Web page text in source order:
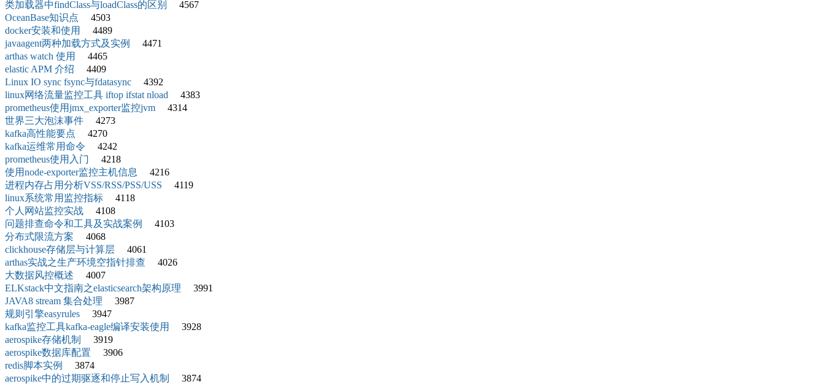
类加载器中findClass与loadClass的区别
4567
OceanBase知识点 4503
docker安装和使用
4489
javaagent两种加载方式及实例
4471
arthas watch 使用
4465
elastic APM 介绍 4409
Linux IO sync fsync与fdatasync 4392
linux网络流量监控工具 iftop ifstat nload 4383
prometheus使用jmx_exporter监控jvm 4314
世界三大泡沫事件 4273
kafka高性能要点 4270
kafka运维常用命令 4242
prometheus使用入门
4218
使用node-exporter监控主机信息
4216
进程内存占用分析VSS/RSS/PSS/USS 4119
linux系统常用监控指标 4118
个人网站监控实战 4108
问题排查命令和工具及实战案例
4103
分布式限流方案 4068
clickhouse存储层与计算层 4061
arthas实战之生产环境空指针排查 4026
大数据风控概述 4007
ELKstack中文指南之elasticsearch架构原理 3991
JAVA8 stream 集合处理 3987
规则引擎easyrules 3947
kafka监控工具kafka-eagle编译安装使用
3928
aerospike存储机制
3919
aerospike数据库配置 3906
redis脚本实例
3874
aerospike中的过期驱逐和停止写入机制
3874